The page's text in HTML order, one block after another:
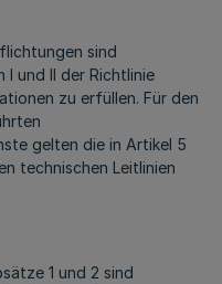
sind
I und II der Richtlinie
zu erfüllen. Für den
gelten die in Artikel 5
technischen Leitlinien
1 und 2 sind